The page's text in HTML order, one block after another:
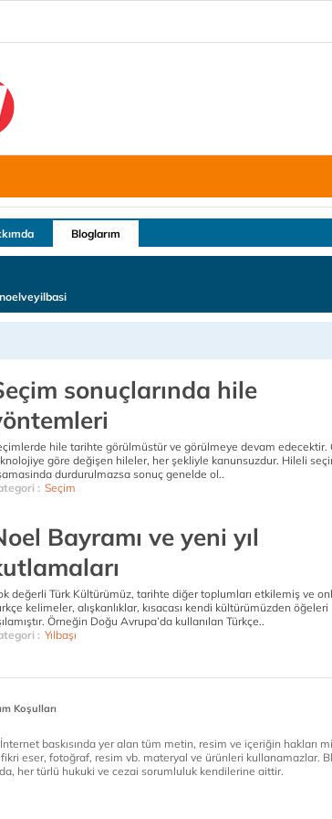
Bloglarım
sonuçlarında hile
hile tarihte görülmüstür ve görülmeye devam edecektir.
göre değişen hileler, her şekliyle kanunsuzdur. Hileli
durdurulmazsa sonuç genelde ol..
: Seçim
Bayramı ve yeni yıl
değerli Türk Kültürümüz, tarihte diğer toplumları etkilemiş ve
kelimeler, alışkanlıklar, kısacası kendi kültürümüzden öğeleri
Örneğin Doğu Avrupa’da kullanılan Türkçe..
: Yılbaşı
Koşulları
İnternet baskısında yer alan tüm metin, resim ve içeriğin hakları
eser, fotoğraf, resim vb. materyal ve ürünleri kullanamazlar.
her türlü hukuki ve cezai sorumluluk kendilerine aittir.